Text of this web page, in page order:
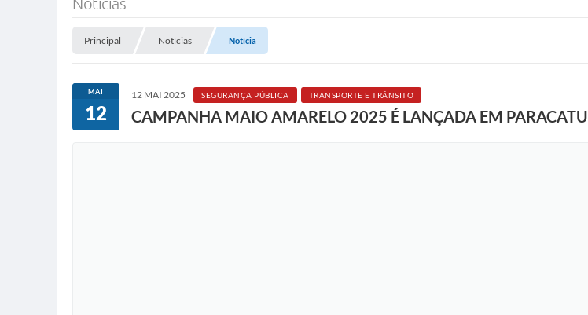
Principal Notícias Notícia
MAI
12
12 MAI 2025 SEGURANÇA PÚBLICA TRANSPORTE E TRÂNSITO
CAMPANHA MAIO AMARELO 2025 É LANÇADA EM PARACATU